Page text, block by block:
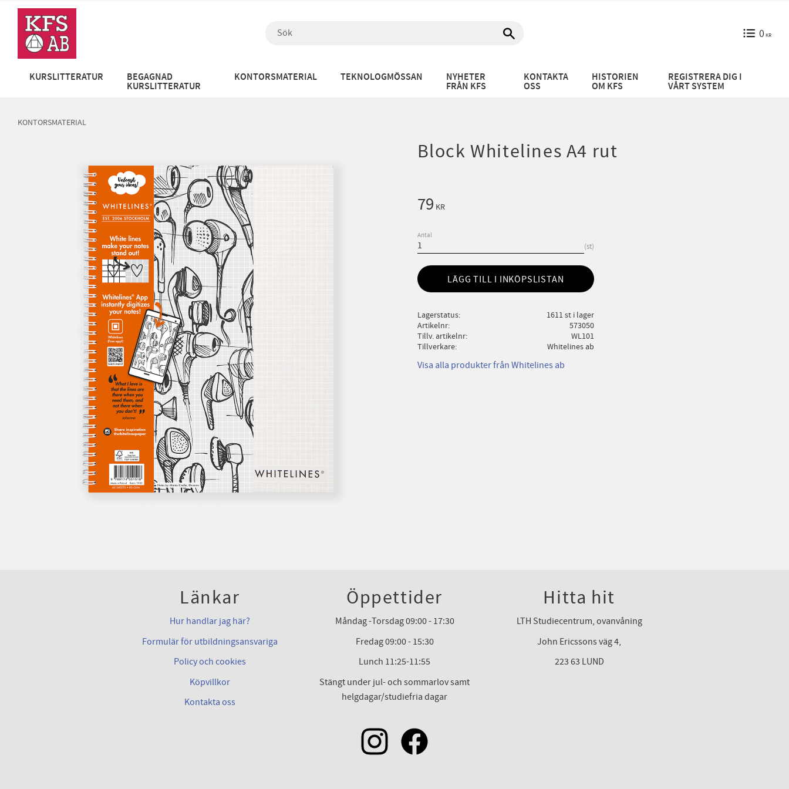
0KR
KURSLITTERATUR BEGAGNAD
KURSLITTERATUR
KONTORSMATERIAL TEKNOLOGMÖSSAN NYHETER
FRÅN KFS
KONTAKTA
OSS
HISTORIEN
OM KFS
REGISTRERA DIG I
VÅRT SYSTEM
KONTORSMATERIAL
Block Whitelines A4 rut
79 KR
Antal
st
LÄGG TILL I INKÖPSLISTAN
Lagerstatus
1611 st i lager
Artikelnr
573050
Tillv. artikelnr
WL101
Tillverkare
Whitelines ab
Visa alla produkter från Whitelines ab
Länkar
Hur handlar jag här?
Formulär för utbildningsansvariga
Policy och cookies
Köpvillkor
Kontakta oss
Öppettider
Måndag -Torsdag 09:00 - 17:30
Fredag 09:00 - 15:30
Lunch 11:25-11:55
Stängt under jul- och sommarlov samt
helgdagar/studiefria dagar
Hitta hit
LTH Studiecentrum, ovanvåning
John Ericssons väg 4,
223 63 LUND